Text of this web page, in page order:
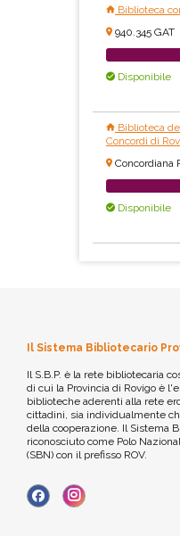
Biblioteca
940.345 GAT
Disponibile
Biblioteca
Concordi di
Concordiana
Disponibile
Il Sistema Bibliotecario
Il S.B.P. è la rete bibliotecaria
di cui la Provincia di Rovigo è
biblioteche aderenti alla rete
cittadini, sia individualmente
della cooperazione. Il Sistema
riconosciuto come Polo
(SBN) con il prefisso ROV.